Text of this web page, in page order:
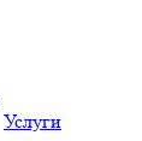
Услуги